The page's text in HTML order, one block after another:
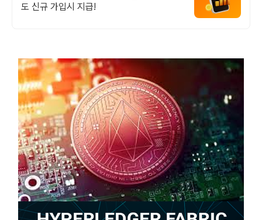
도 신규 가입시 지급!